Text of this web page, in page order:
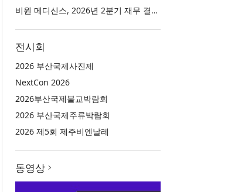
비원 메디신스, 2026년 2분기 재무 결과 및 비즈니스 업데이트 발표
전시회
2026 부산국제사진제
NextCon 2026
2026부산국제불교박람회
2026 부산국제주류박람회
2026 제5회 제주비엔날레
동영상